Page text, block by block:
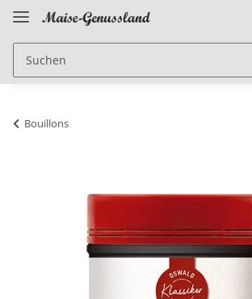
Bouillons